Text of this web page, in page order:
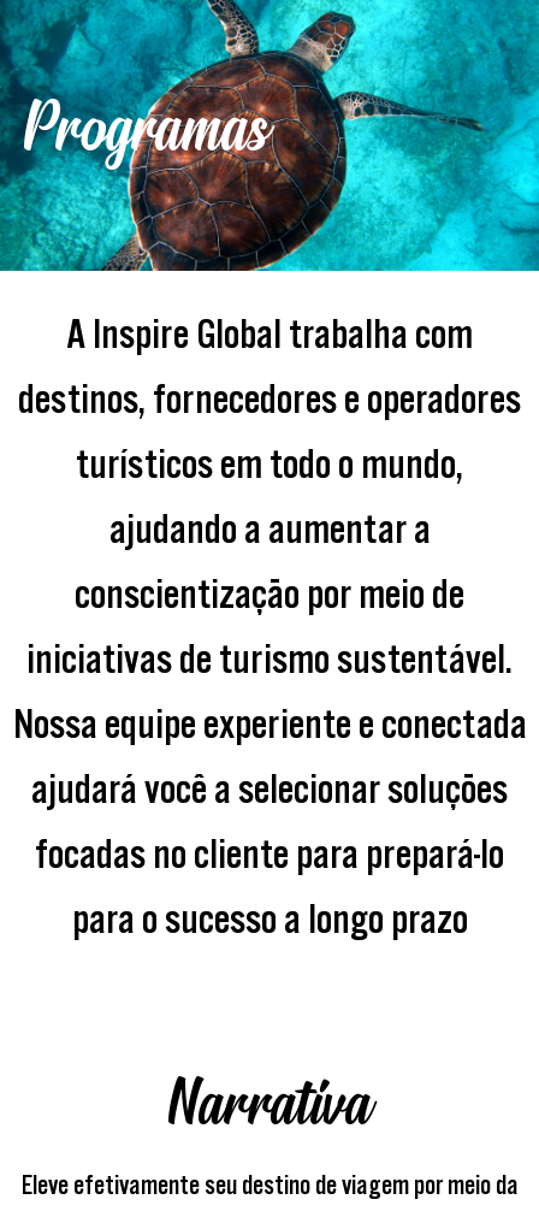
Programas
A Inspire Global trabalha com
destinos, fornecedores e operadores
turísticos em todo o mundo,
ajudando a aumentar a
conscientização por meio de
iniciativas de turismo sustentável.
Nossa equipe experiente e conectada
ajudará você a selecionar soluções
focadas no cliente para prepará-lo
para o sucesso a longo prazo
Narrativa
Eleve efetivamente seu destino de viagem por meio da